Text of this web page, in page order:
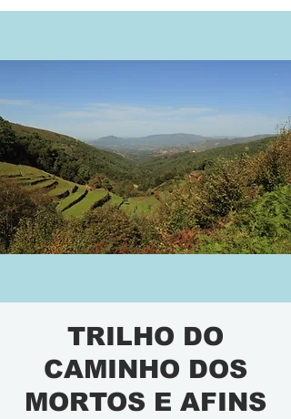
TRILHO DO
CAMINHO DOS
MORTOS E AFINS